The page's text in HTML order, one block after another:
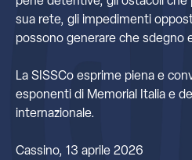
sua rete, gli impedimenti
possono generare che sdegno
La SISSCo esprime piena e
esponenti di Memorial Italia e
internazionale.
Cassino, 13 aprile 2026